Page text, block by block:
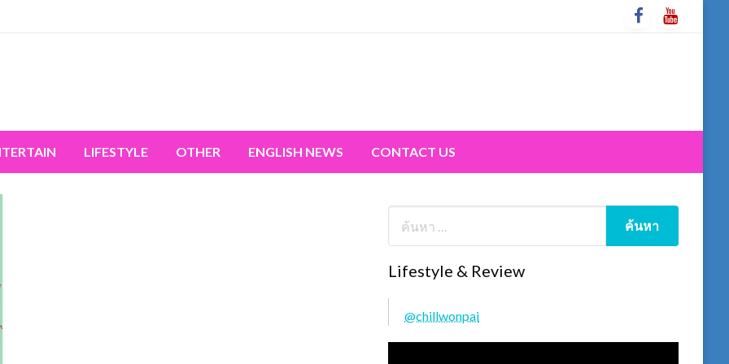
LIFESTYLE OTHER ENGLISH NEWS CONTACT US
Lifestyle & Review
@chillwonpai